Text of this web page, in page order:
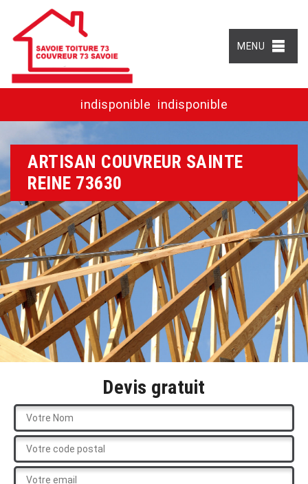
MENU
indisponible indisponible
ARTISAN COUVREUR SAINTE
REINE 73630
Devis gratuit